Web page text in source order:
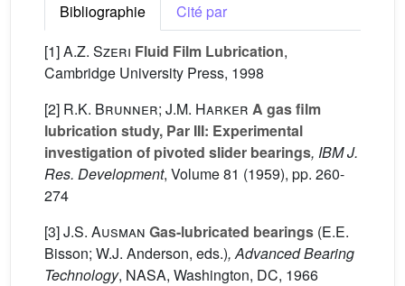
Bibliographie
Cité par
[1]A.Z. Szeri Fluid Film Lubrication,
Cambridge University Press, 1998
[2] R.K. Brunner; J.M. Harker A gas film
lubrication study, Par III: Experimental
investigation of pivoted slider bearings, IBM J.
Res. Development, Volume 81 (1959), pp. 260-
274
[3]J.S. Ausman Gas-lubricated bearings (E.E.
Bisson; W.J. Anderson, eds.), Advanced Bearing
Technology, NASA, Washington, DC, 1966